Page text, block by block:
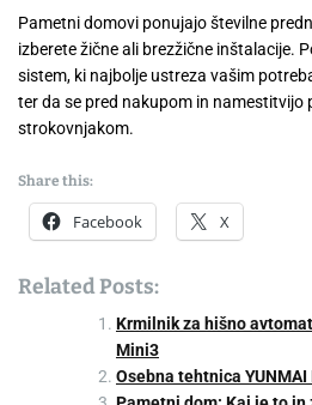
Pametni domovi ponujajo številne
izberete žične ali brezžične inštalacije.
sistem, ki najbolje ustreza vašim
ter da se pred nakupom in namestitvijo
strokovnjakom.
Share this:
Facebook X
Related Posts:
Krmilnik za hišno
Mini3
Osebna tehtnica YUNMAI